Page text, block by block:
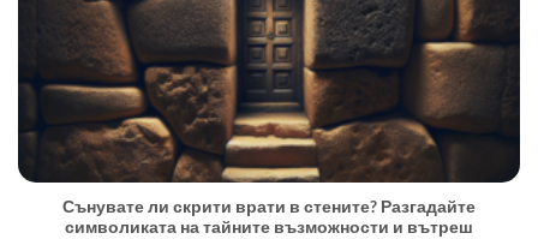
Сънувате ли скрити врати в стените? Разгадайте
символиката на тайните възможности и вътреш